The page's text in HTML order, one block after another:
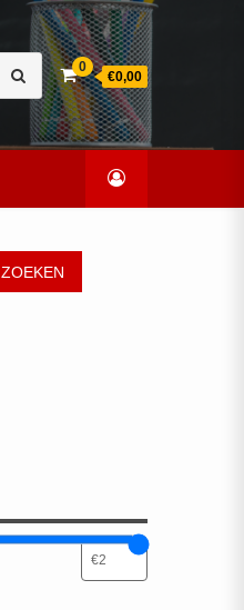
naar:
0
€0,00
ZOEKEN